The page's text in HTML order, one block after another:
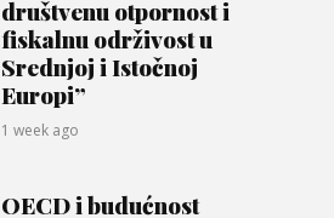
društvenu otpornost i
fiskalnu održivost u
Srednjoj i Istočnoj
Europi”
1 week ago
OECD i budućnost